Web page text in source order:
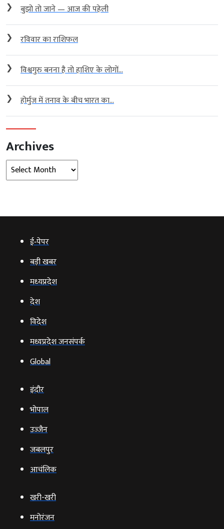
❯ बुझो तो जाने — आज की पहेली
❯ रविवार का राशिफल
❯ विश्वगुरु बनना है तो हाशिए के लोगों...
❯ होर्मुज में तनाव के बीच भारत का...
Archives
Archives
ई‑पेपर
बड़ी खबर
मध्‍यप्रदेश
देश
विदेश
मध्यप्रदेश जनसंपर्क
Global
इंदौर
भोपाल
उज्‍जैन
जबलपुर
आचंलिक
खरी-खरी
मनोरंजन